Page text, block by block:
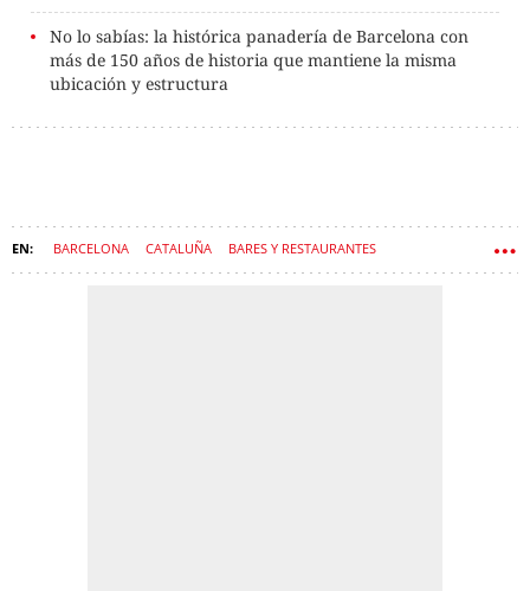
No lo sabías: la histórica panadería de Barcelona con
más de 150 años de historia que mantiene la misma
ubicación y estructura
BARCELONA CATALUÑA BARES Y RESTAURANTES